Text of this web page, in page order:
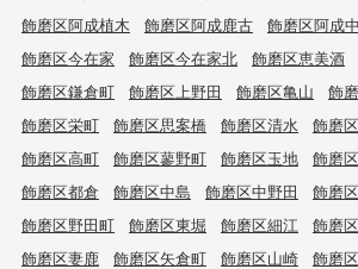
飾磨区阿成植木
飾磨区阿成鹿古 飾磨区阿成
飾磨区今在家
飾磨区今在家北 飾磨区恵美酒
飾磨区鎌倉町
飾磨区上野田 飾磨区亀山 飾
飾磨区栄町
飾磨区思案橋 飾磨区清水 飾磨
飾磨区高町
飾磨区蓼野町 飾磨区玉地 飾磨
飾磨区都倉
飾磨区中島 飾磨区中野田 飾磨
飾磨区野田町
飾磨区東堀 飾磨区細江 飾磨
飾磨区妻鹿
飾磨区矢倉町 飾磨区山崎 飾磨